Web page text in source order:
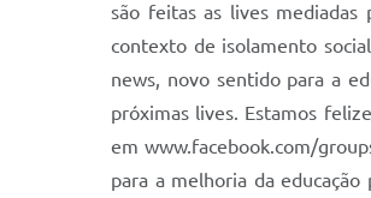
são feitas as lives
contexto de isolamento
news, novo sentido para a
próximas lives. Estamos
em www.facebook.com/
para a melhoria da